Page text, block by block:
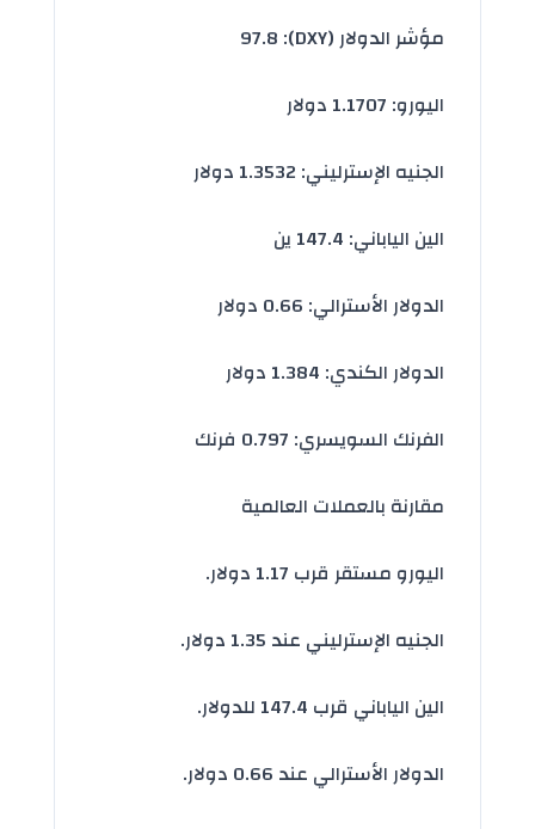
مؤشر الدولار (DXY): 97.8
اليورو: 1.1707 دولار
الجنيه الإسترليني: 1.3532 دولار
الين الياباني: 147.4 ين
الدولار الأسترالي: 0.66 دولار
الدولار الكندي: 1.384 دولار
الفرنك السويسري: 0.797 فرنك
مقارنة بالعملات العالمية
اليورو مستقر قرب 1.17 دولار.
الجنيه الإسترليني عند 1.35 دولار.
الين الياباني قرب 147.4 للدولار.
الدولار الأسترالي عند 0.66 دولار.